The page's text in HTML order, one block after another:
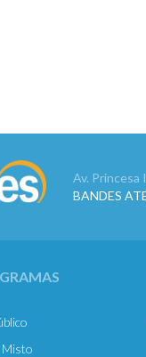
Av. Princesa
BANDES
Misto